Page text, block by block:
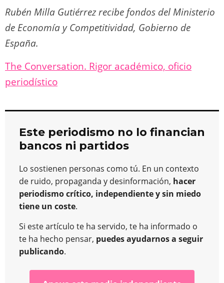
Rubén Milla Gutiérrez recibe fondos del Ministerio
de Economía y Competitividad, Gobierno de
España.
The Conversation. Rigor académico, oficio
periodístico
Este periodismo no lo financian
bancos ni partidos
Lo sostienen personas como tú. En un contexto
de ruido, propaganda y desinformación, hacer
periodismo crítico, independiente y sin miedo
tiene un coste.
Si este artículo te ha servido, te ha informado o
te ha hecho pensar, puedes ayudarnos a seguir
publicando.